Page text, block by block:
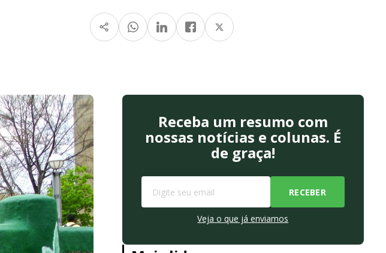
Receba um resumo com
nossas notícias e colunas. É
de graça!
Veja o que já enviamos